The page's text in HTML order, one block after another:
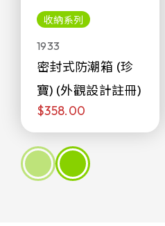
收納系列
1933
密封式防潮箱 (珍
寶) (外觀設計註冊)
$358.00